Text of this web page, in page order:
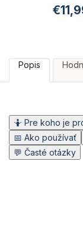
Popis
🤷 Pre koho je
📅 Ako používať
💬 Časté otázky